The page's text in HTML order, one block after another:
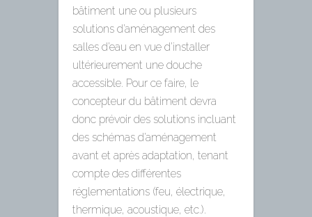
bâtiment une ou plusieurs
solutions d’aménagement des
salles d’eau en vue d’installer
ultérieurement une douche
accessible. Pour ce faire, le
concepteur du bâtiment devra
donc prévoir des solutions incluant
des schémas d’aménagement
avant et après adaptation, tenant
compte des différentes
réglementations (feu, électrique,
thermique, acoustique, etc.).